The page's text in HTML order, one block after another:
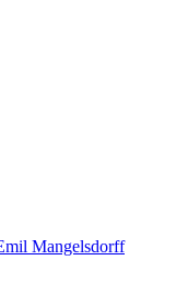
Mangelsdorff